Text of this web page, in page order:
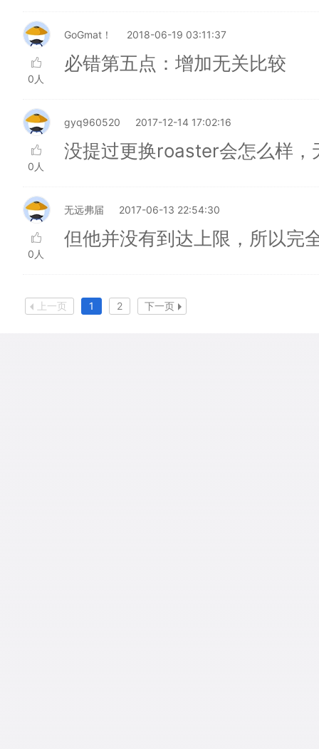
0人
GoGmat！ 2018-06-19 03:11:37
必错第五点：增加无关比较
0人
gyq960520 2017-12-14 17:02:16
没提过更换roaster会怎么样，
0人
无远弗届 2017-06-13 22:54:30
但他并没有到达上限，所以完
上一页 1 2 下一页